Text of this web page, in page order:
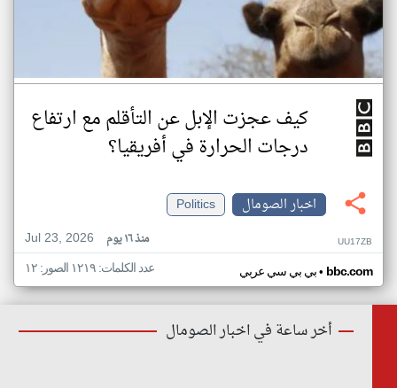
كيف عجزت الإبل عن التأقلم مع ارتفاع
درجات الحرارة في أفريقيا؟
اخبار الصومال
Politics
Jul 23, 2026
منذ ١٦ يوم UU17ZB
بي بي سي عربي• bbc.com عدد الكلمات: ١٢١٩ الصور: ١٢
أخر ساعة في اخبار الصومال